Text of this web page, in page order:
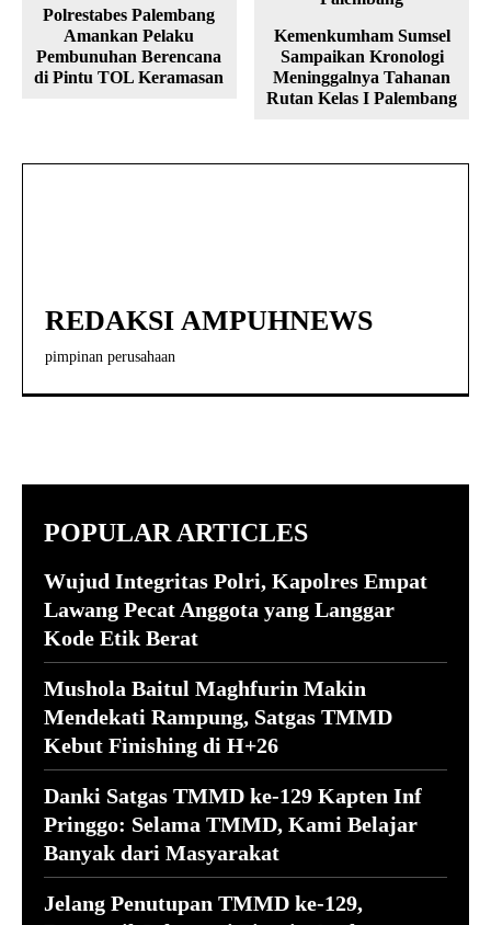
Polrestabes Palembang
Amankan Pelaku
Pembunuhan Berencana
di Pintu TOL Keramasan
Kemenkumham Sumsel
Sampaikan Kronologi
Meninggalnya Tahanan
Rutan Kelas I Palembang
REDAKSI AMPUHNEWS
pimpinan perusahaan
POPULAR ARTICLES
Wujud Integritas Polri, Kapolres Empat
Lawang Pecat Anggota yang Langgar
Kode Etik Berat
Mushola Baitul Maghfurin Makin
Mendekati Rampung, Satgas TMMD
Kebut Finishing di H+26
Danki Satgas TMMD ke-129 Kapten Inf
Pringgo: Selama TMMD, Kami Belajar
Banyak dari Masyarakat
Jelang Penutupan TMMD ke-129,